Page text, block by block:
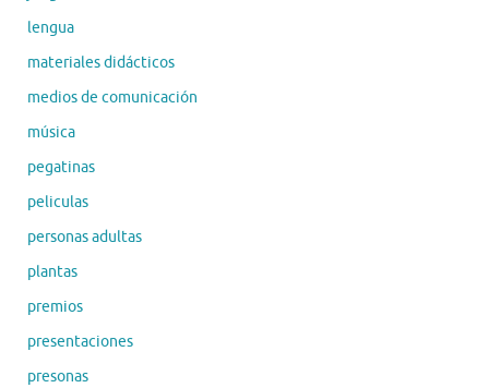
lengua
materiales didácticos
medios de comunicación
música
pegatinas
peliculas
personas adultas
plantas
premios
presentaciones
presonas